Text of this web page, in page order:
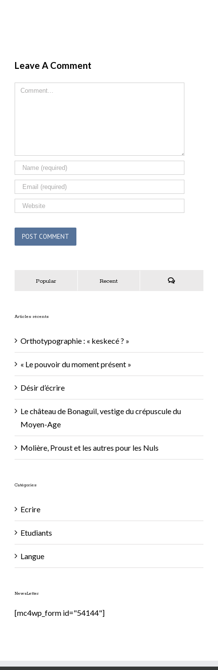
Leave A Comment
Comment
Popular Recent
Articles récents
Orthotypographie : « keskecé ? »
« Le pouvoir du moment présent »
Désir d’écrire
Le château de Bonaguil, vestige du crépuscule du
Moyen-Age
Molière, Proust et les autres pour les Nuls
Catégories
Ecrire
Etudiants
Langue
NewsLetter
[mc4wp_form id="54144"]